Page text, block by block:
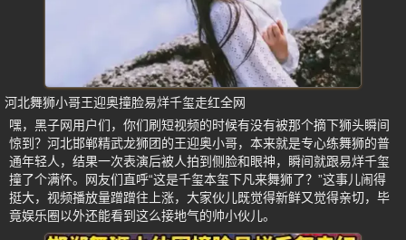
河北舞狮小哥王迎奥撞脸易烊千玺走红全网
嘿，黑子网用户们，你们刷短视频的时候有没有被那个摘下狮头瞬间
惊到？河北邯郸精武龙狮团的王迎奥小哥，本来就是专心练舞狮的普
通年轻人，结果一次表演后被人拍到侧脸和眼神，瞬间就跟易烊千玺
撞了个满怀。网友们直呼“这是千玺本玺下凡来舞狮了？”这事儿闹得
挺大，视频播放量蹭蹭往上涨，大家伙儿既觉得新鲜又觉得亲切，毕
竟娱乐圈以外还能看到这么接地气的帅小伙儿。